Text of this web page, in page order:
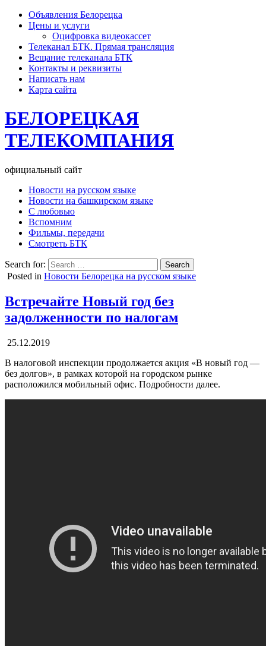
Объявления Белорецка
Цены и услуги
Оцифровка видеокассет
Телеканал БТК. Прямая трансляция
Вещание телеканала БТК
Контакты и реквизиты
Написать нам
Карта сайта
БЕЛОРЕЦКАЯ
ТЕЛЕКОМПАНИЯ
официальный сайт
Новости на русском языке
Новости на башкирском языке
С любовью
Вспомним
Фильмы, передачи
Смотреть БТК
Search for:
Posted in Новости Белорецка на русском языке
Встречайте Новый год без
задолженности по налогам
25.12.2019
В налоговой инспекции продолжается акция «В новый год —
без долгов», в рамках которой на городском рынке
расположился мобильный офис. Подробности далее.